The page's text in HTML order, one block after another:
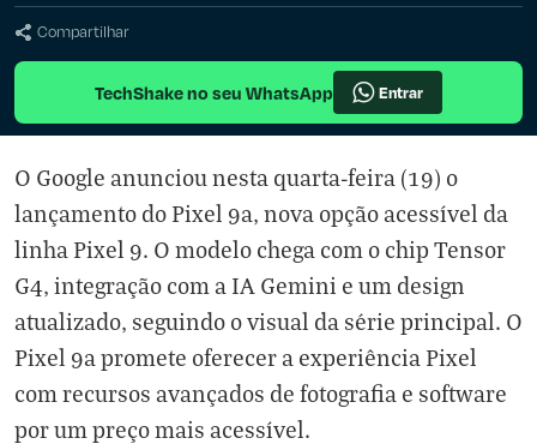
Compartilhar
TechShake no seu WhatsApp Entrar
O Google anunciou nesta quarta-feira (19) o
lançamento do Pixel 9a, nova opção acessível da
linha Pixel 9. O modelo chega com o chip Tensor
G4, integração com a IA Gemini e um design
atualizado, seguindo o visual da série principal. O
Pixel 9a promete oferecer a experiência Pixel
com recursos avançados de fotografia e software
por um preço mais acessível.